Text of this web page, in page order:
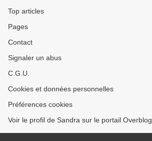
Top articles
Pages
Contact
Signaler un abus
C.G.U.
Cookies et données personnelles
Préférences cookies
Voir le profil de Sandra sur le portail Overblog